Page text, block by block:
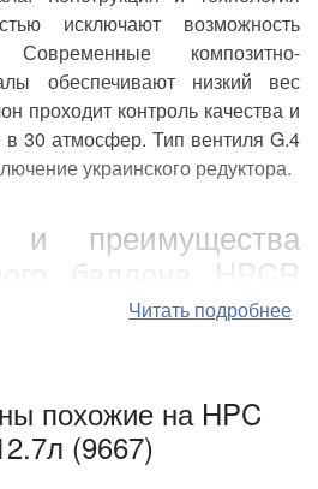
за собой право вносить
или характеристики
продавца.
исключают возможность
композитно-
обеспечивают низкий вес
проходит контроль качества и
30 атмосфер. Тип вентиля G.4
украинского редуктора.
и преимущества
баллона HPCR
материалам полностью
и деформации, не
Читать подробнее
похожие на HPC
(9667)